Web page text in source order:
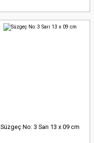
Süzgeç No: 3 Sarı 13 x 09 cm